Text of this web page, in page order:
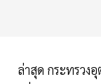
ล่าสุด กระทรวง